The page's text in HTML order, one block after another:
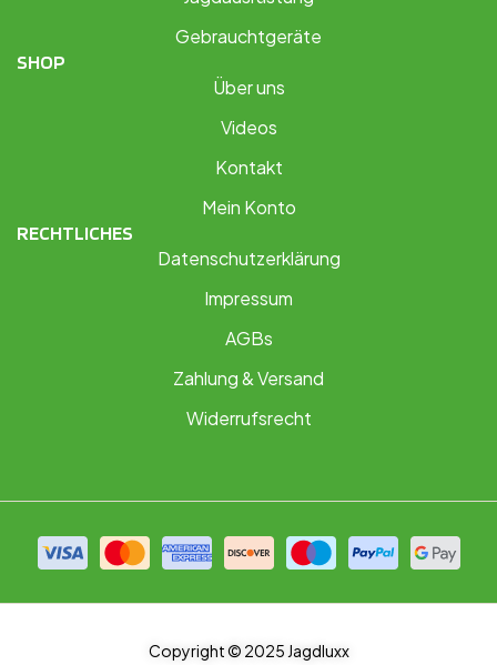
Gebrauchtgeräte
SHOP
Über uns
Videos
Kontakt
Mein Konto
RECHTLICHES
Datenschutzerklärung
Impressum
AGBs
Zahlung & Versand
Widerrufsrecht
Copyright © 2025 Jagdluxx